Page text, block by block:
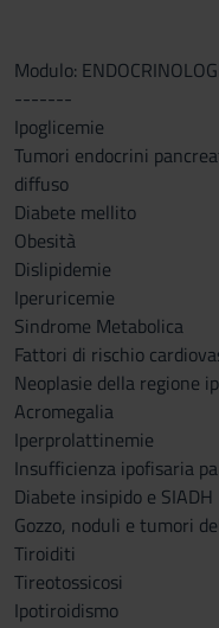
Modulo:
-------
Ipoglicemie
Tumori endocrini
diffuso
Diabete mellito
Obesità
Dislipidemie
Iperuricemie
Sindrome Metabolica
Fattori di rischio
Neoplasie della regione
Acromegalia
Iperprolattinemie
Insufficienza ipofisaria
Diabete insipido e SIADH
Gozzo, noduli e tumori
Tiroiditi
Tireotossicosi
Ipotiroidismo